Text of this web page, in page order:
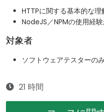
HTTPに関する基本的な理
NodeJS／NPMの使用経験
対象者
ソフトウェアテスターの
21 時間